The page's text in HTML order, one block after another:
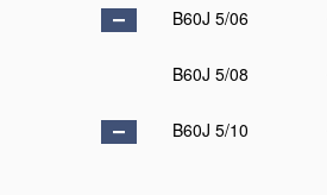
B60J 5/06
B60J 5/08
B60J 5/10